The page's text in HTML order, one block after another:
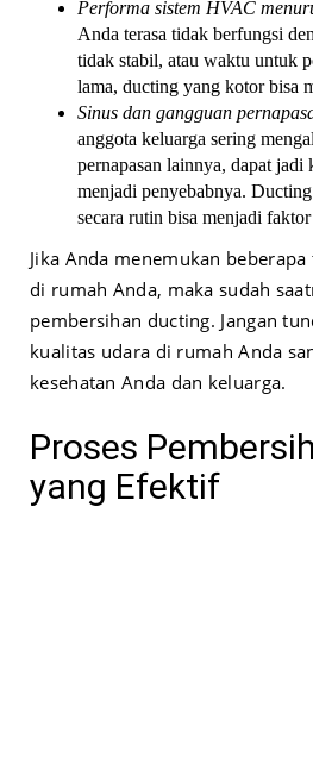
Performa sistem HVAC
Anda terasa tidak berfungsi
tidak stabil, atau waktu untuk
lama, ducting yang kotor bisa
Sinus dan gangguan
anggota keluarga sering
pernapasan lainnya, dapat
menjadi penyebabnya.
secara rutin bisa menjadi
Jika Anda menemukan
di rumah Anda, maka sudah
pembersihan ducting. Jangan
kualitas udara di rumah Anda
kesehatan Anda dan keluarga.
Proses
yang Efektif